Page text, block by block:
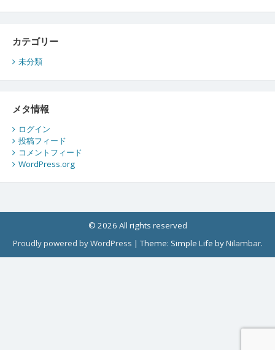
カテゴリー
未分類
メタ情報
ログイン
投稿フィード
コメントフィード
WordPress.org
© 2026 All rights reserved
Proudly powered by WordPress |Theme: Simple Life byNilambar.